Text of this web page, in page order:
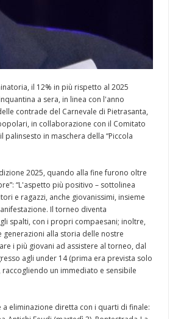
il 12% in più rispetto al 2025
a sera, in linea con l'anno
contrade del Carnevale di Pietrasanta,
in collaborazione con il Comitato
in maschera della “Piccola
2025, quando alla fine furono oltre
“L'aspetto più positivo – sottolinea
e ragazzi, anche giovanissimi, insieme
Il torneo diventa
spalti, con i propri compaesani; inoltre,
alla storia delle nostre
i più giovani ad assistere al torneo, dal
agli under 14 (prima era prevista solo
un immediato e sensibile
eliminazione diretta con i quarti di finale: